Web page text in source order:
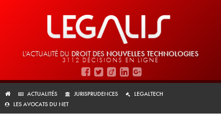
L'ACTUALITÉ DU DROIT DES NOUVELLES TECHNOLOGIES
3112 DÉCISIONS EN LIGNE
ACTUALITÉS JURISPRUDENCES
LEGALTECH
LES AVOCATS DU NET